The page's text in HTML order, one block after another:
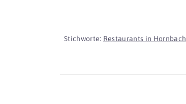
Stichworte: Restaurants in Hornbach